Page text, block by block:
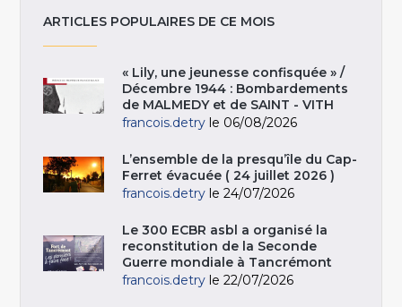
ARTICLES POPULAIRES DE CE MOIS
« Lily, une jeunesse confisquée » /
Décembre 1944 : Bombardements
de MALMEDY et de SAINT - VITH
francois.detry le 06/08/2026
L’ensemble de la presqu’île du Cap-
Ferret évacuée ( 24 juillet 2026 )
francois.detry le 24/07/2026
Le 300 ECBR asbl a organisé la
reconstitution de la Seconde
Guerre mondiale à Tancrémont
francois.detry le 22/07/2026